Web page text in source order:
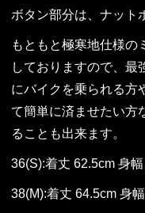
ボタン部分は、ナット
もともと極寒地仕様の
しておりますので、最
にバイクを乗られる方
て簡単に済ませたい方
ることも出来ます。
36(S):着丈 62.5cm 身
38(M):着丈 64.5cm 身